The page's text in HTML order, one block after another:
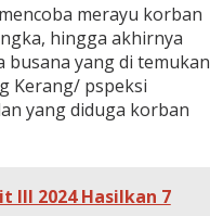
merayu korban
hingga akhirnya
yang di temukan
Kerang/ pspeksi
yang diduga korban
III 2024 Hasilkan 7